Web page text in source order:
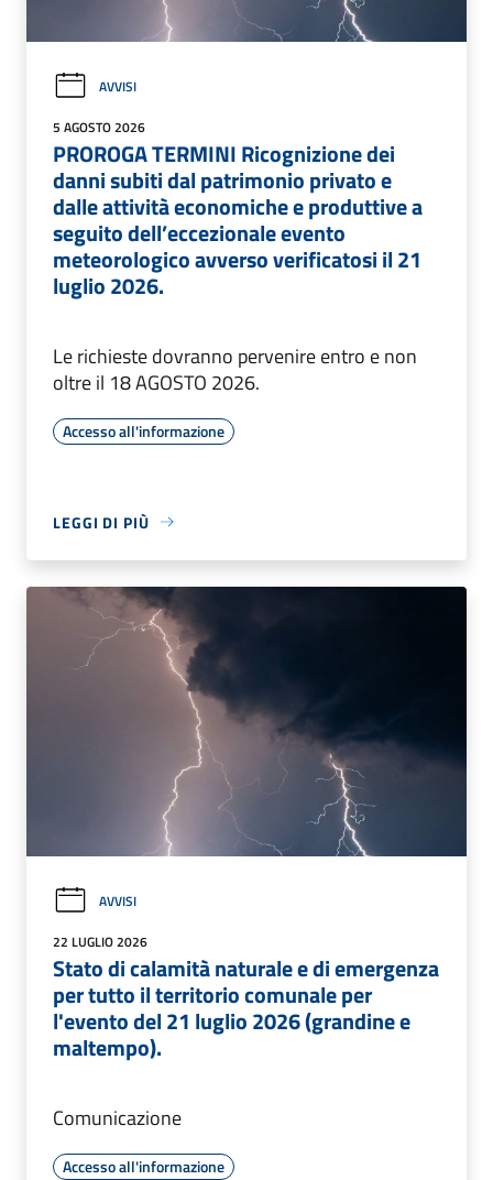
AVVISI
5 AGOSTO 2026
PROROGA TERMINI Ricognizione dei
danni subiti dal patrimonio privato e
dalle attività economiche e produttive a
seguito dell’eccezionale evento
meteorologico avverso verificatosi il 21
luglio 2026.
Le richieste dovranno pervenire entro e non
oltre il 18 AGOSTO 2026.
Accesso all'informazione
LEGGI DI PIÙ
AVVISI
22 LUGLIO 2026
Stato di calamità naturale e di emergenza
per tutto il territorio comunale per
l'evento del 21 luglio 2026 (grandine e
maltempo).
Comunicazione
Accesso all'informazione